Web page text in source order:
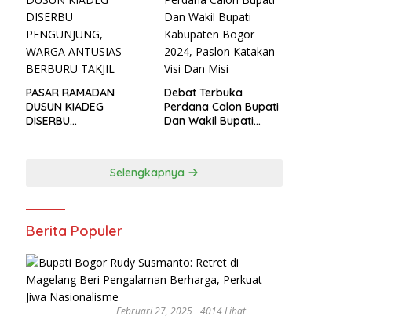
PASAR RAMADAN
DUSUN KIADEG
DISERBU
Debat Terbuka
Perdana Calon Bupati
Dan Wakil Bupati
Selengkapnya
Berita Populer
Februari 27, 2025 4014 Lihat